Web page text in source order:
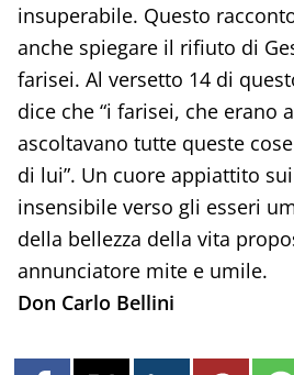
insuperabile. Questo
anche spiegare il rifiuto di
farisei. Al versetto 14 di
dice che “i farisei, che erano
ascoltavano tutte queste
di lui”. Un cuore appiattito
insensibile verso gli esseri
della bellezza della vita
annunciatore mite e umile.
Don Carlo Bellini